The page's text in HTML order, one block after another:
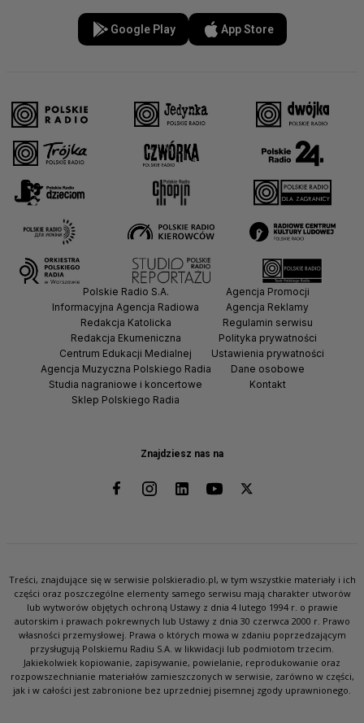
Google Play App Store
Znajdziesz nas na
Polskie Radio S.A.
Informacyjna Agencja Radiowa
Redakcja Katolicka
Redakcja Ekumeniczna
Centrum Edukacji Medialnej
Agencja Muzyczna Polskiego Radia
Studia nagraniowe i koncertowe
Sklep Polskiego Radia
Agencja Promocji
Agencja Reklamy
Regulamin serwisu
Polityka prywatności
Ustawienia prywatności
Dane osobowe
Kontakt
Treści, znajdujące się w serwisie polskieradio.pl, w tym wszystkie materiały i ich
części oraz poszczególne elementy samego serwisu mają charakter utworów
lub wytworów objętych ochroną Ustawy z dnia 4 lutego 1994 r. o prawie
autorskim i prawach pokrewnych lub Ustawy z dnia 30 czerwca 2000 r. Prawo
własności przemysłowej. Prawa o których mowa w zdaniu poprzedzającym
przysługują Polskiemu Radiu S.A. w likwidacji lub podmiotom trzecim.
Jakiekolwiek kopiowanie, zapisywanie, powielanie, reprodukowanie oraz
rozpowszechnianie materiałów zamieszczonych w serwisie, zarówno w części,
jak i w całości jest zabronione bez uprzedniej pisemnej zgody uprawnionego.